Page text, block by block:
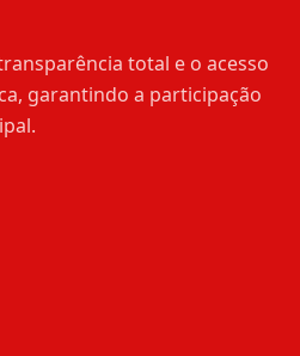
total e o acesso
garantindo a participação